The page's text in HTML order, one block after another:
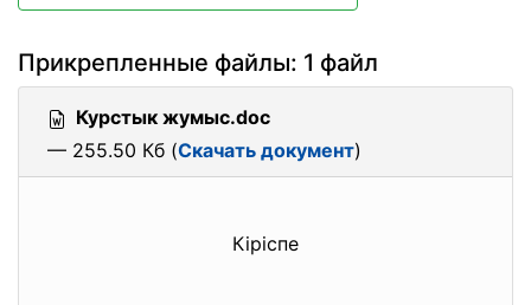
Прикрепленные файлы: 1 файл
Курстык жумыс.doc
— 255.50 Кб (Скачать документ)
Кіріспе